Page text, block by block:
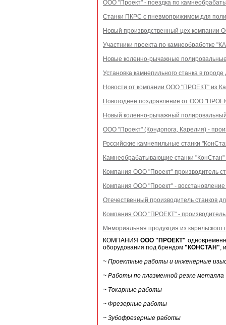
ООО "Проект" - поездка по
Станки ПКРС с пневмоприжимом для
Новый производственный цех компании
Участники проекта по камнеобработке
Новые коленно-рычажные
Установка камнепильного станка в
Новости от компании ООО "ПРОЕКТ" из
Новогоднее поздравление от ООО
Новый коленно-рычажный
ООО "Проект" (Кондопога, Карелия) -
Российские камнепильные станки
Камнеобрабатывающие станки
Компания ООО "Проект" производитель
Компания ООО "Проект" -
Отечественный производитель станков
Компания ООО "ПРОЕКТ" - производитель
Мемориальная продукция из
КОМПАНИЯ ООО "ПРОЕКТ"
оборудования под брендом "КОНСТАН",
~ Проектные работы и инженерные
~ Работы по плазменной резке металла
~ Токарные работы
~ Фрезерные работы
~ Зубофрезерные работы